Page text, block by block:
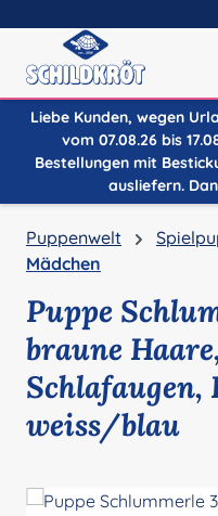
Liebe Kunden, wegen
vom 07.08.26 bis
Bestellungen mit
ausliefern.
Puppenwelt
Mädchen
Puppe
braune
weiss/blau